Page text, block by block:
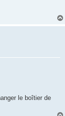
le boîtier de